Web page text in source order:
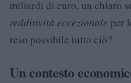
miliardi di euro, un chiaro
redditività eccezionale per
reso possibile tutto ciò?
Un contesto